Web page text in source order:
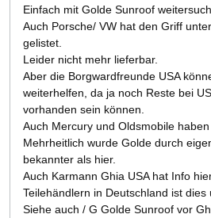
Einfach mit Golde Sunroof
Auch Porsche/ VW hat den Griff
gelistet.
Leider nicht mehr lieferbar.
Aber die Borgwardfreunde USA
weiterhelfen, da ja noch Reste bei
vorhanden sein können.
Auch Mercury und Oldsmobile haben
Mehrheitlich wurde Golde durch
bekannter als hier.
Auch Karmann Ghia USA hat Info
Teilehändlern in Deutschland ist dies
Siehe auch / G Golde Sunroof vor